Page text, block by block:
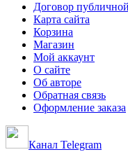
Договор
Карта сайта
Корзина
Магазин
Мой аккаунт
О сайте
Об авторе
Обратная связь
Оформление заказа
Канал Telegram